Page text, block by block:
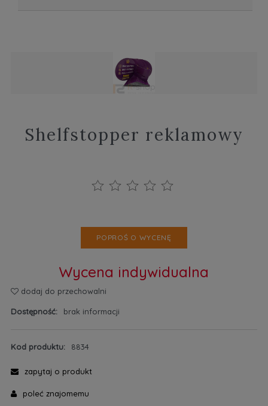
Shelfstopper reklamowy
POPROŚ O WYCENĘ
Wycena indywidualna
dodaj do przechowalni
Dostępność: brak informacji
Kod produktu: 8834
zapytaj o produkt
poleć znajomemu